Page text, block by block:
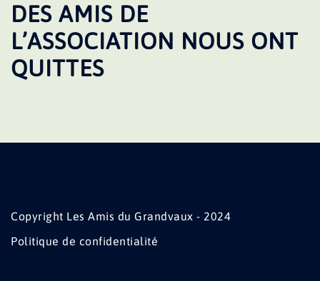
DES AMIS DE
L’ASSOCIATION NOUS ONT
QUITTES
Copyright Les Amis du Grandvaux - 2024
Politique de confidentialité